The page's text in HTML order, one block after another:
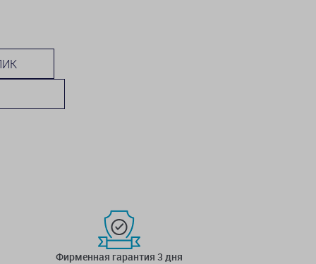
Фирменная гарантия 3 дня